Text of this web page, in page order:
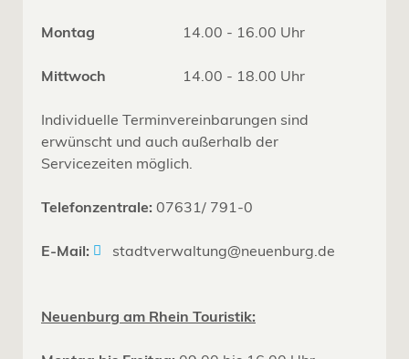
Montag 14.00 - 16.00 Uhr
Mittwoch 14.00 - 18.00 Uhr
Individuelle Terminvereinbarungen sind
erwünscht und auch außerhalb der
Servicezeiten möglich.
Telefonzentrale: 07631/ 791-0
E-Mail: stadtverwaltung@neuenburg.de
Neuenburg am Rhein Touristik: